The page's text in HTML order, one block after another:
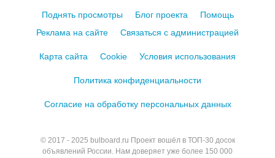
© 2017 - 2025 bulboard.ru Проект вошёл в ТОП-30 досок
объявлений России. Нам доверяет уже более 150 000
Поднять просмотры Блог проекта
Помощь
Реклама на сайте
Связаться с администрацией
Карта сайта Cookie Условия использования
Политика конфиденциальности
Согласие на обработку персональных данных